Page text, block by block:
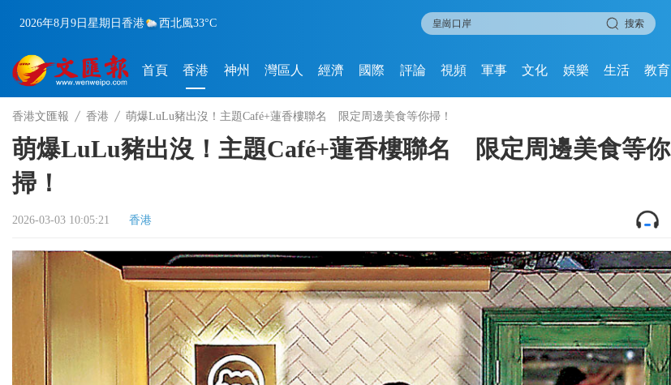
2026年8月9日 星期日 香港 西北風33°C 搜索
首頁 香港 神州 灣區人 經濟 國際 評論 視頻 軍事 文化 娛樂 生活 教育
香港文匯報 香港 萌爆LuLu豬出沒！主題Café+蓮香樓聯名 限定周邊美食等你掃！
萌爆LuLu豬出沒！主題Café+蓮香樓聯名 限定周邊美食等你
掃！
2026-03-03 10:05:21 香港